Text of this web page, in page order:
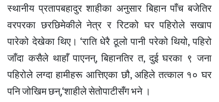
स्थानीय प्रतापबहादुर शाहीका अनुसार बिहान पाँच बजेतिर
वरपरका छरछिमेकीले नेत्र र रिटको घर पहिरोले सखाप
पारेको देखेका थिए। ‘राति धेरै ठूलो पानी परेको थियो, पहिरो
जाँदा कसैले थाहाँ पाएनन्, बिहानतिर त, दुई घरका ९ जना
पहिरोले लग्दा हामीहरू आत्तिएका छौ, अहिले तत्काल १० घर
पनि जोखिम छन्,‘शाहीले सेतोपाटीसँग भने ।